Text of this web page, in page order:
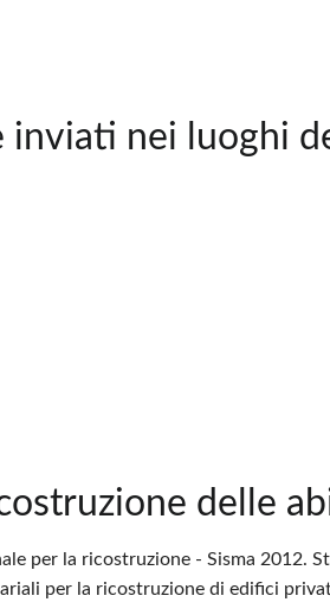
inviati nei luoghi
delle
per la ricostruzione - Sisma 2012.
per la ricostruzione di edifici